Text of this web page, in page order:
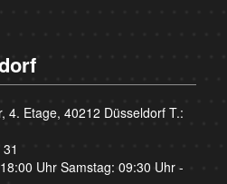
4. Etage, 40212 Düsseldorf T.:
Uhr Samstag: 09:30 Uhr -